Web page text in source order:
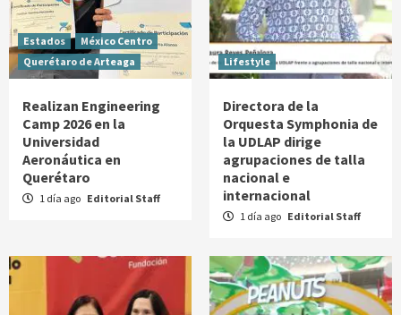
Estados
México Centro
Querétaro de Arteaga
Realizan Engineering
Camp 2026 en la
Universidad
Aeronáutica en
Querétaro
1 día ago Editorial Staff
Lifestyle
Directora de la
Orquesta Symphonia de
la UDLAP dirige
agrupaciones de talla
nacional e
internacional
1 día ago Editorial Staff